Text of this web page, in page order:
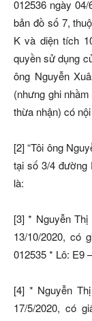
012536 ngày
bản đồ số 7,
K và diện tích
quyền sử dụng
ông Nguyễn
(nhưng ghi
thừa nhận) có
[2] “Tôi ông
tại số 3/4 đường
là:
[3] * Nguyễn
13/10/2020, có
012535 * Lô: E9
[4] * Nguyễn
17/5/2020, có